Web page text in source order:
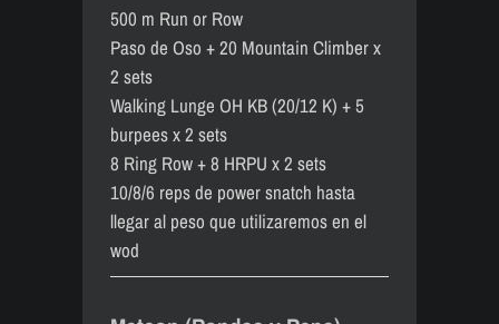
500 m Run or Row
Paso de Oso + 20 Mountain Climber x
2 sets
Walking Lunge OH KB (20/12 K) + 5
burpees x 2 sets
8 Ring Row + 8 HRPU x 2 sets
10/8/6 reps de power snatch hasta
llegar al peso que utilizaremos en el
wod